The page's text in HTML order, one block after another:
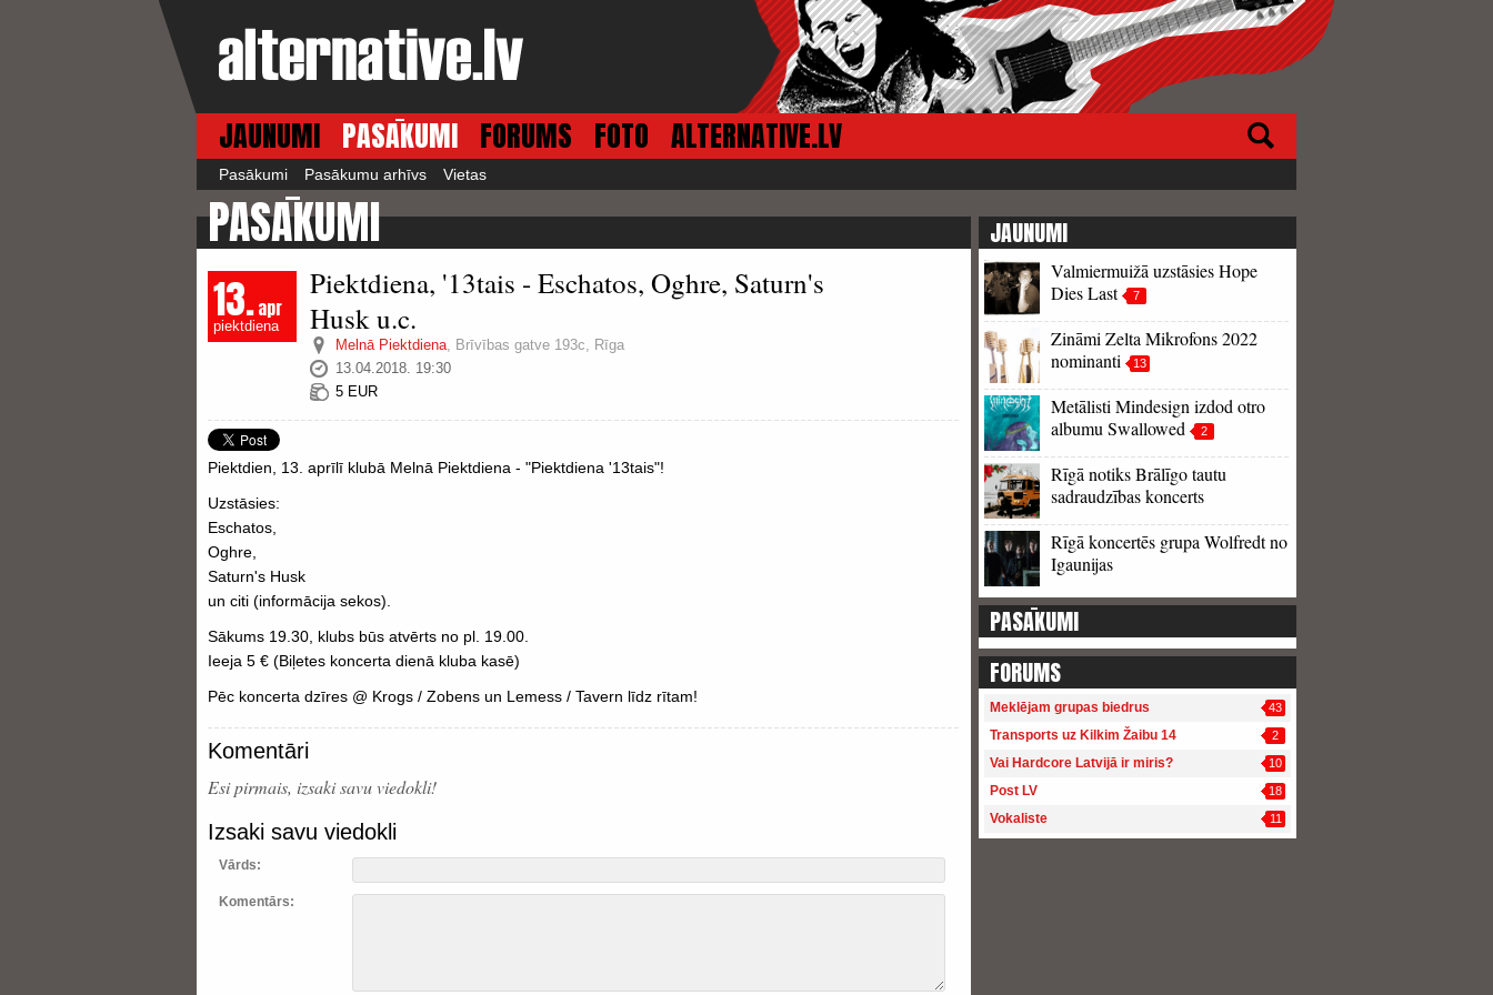
JAUNUMI PASĀKUMI FORUMS FOTO ALTERNATIVE.LV
Pasākumi Pasākumu arhīvs Vietas
PASĀKUMI
13.apr
piektdiena
Piektdiena, '13tais - Eschatos, Oghre, Saturn's
Husk u.c.
Melnā Piektdiena, Brīvības gatve 193c, Rīga
13.04.2018. 19:30
5 EUR
Piektdien, 13. aprīlī klubā Melnā Piektdiena - "Piektdiena '13tais"!
Uzstāsies:
Eschatos,
Oghre,
Saturn's Husk
un citi (informācija sekos).
Sākums 19.30, klubs būs atvērts no pl. 19.00.
Ieeja 5 € (Biļetes koncerta dienā kluba kasē)
Pēc koncerta dzīres @ Krogs / Zobens un Lemess / Tavern līdz rītam!
Komentāri
Esi pirmais, izsaki savu viedokli!
Izsaki savu viedokli
Vārds:
Komentārs:
JAUNUMI
Valmiermuižā uzstāsies Hope
Dies Last
7
Zināmi Zelta Mikrofons 2022
nominanti
13
Metālisti Mindesign izdod otro
albumu Swallowed
2
Rīgā notiks Brālīgo tautu
sadraudzības koncerts
Rīgā koncertēs grupa Wolfredt no
Igaunijas
PASĀKUMI
FORUMS
Meklējam grupas biedrus 43
Transports uz Kilkim Žaibu 14 2
Vai Hardcore Latvijā ir miris? 10
Post LV 18
Vokaliste 11